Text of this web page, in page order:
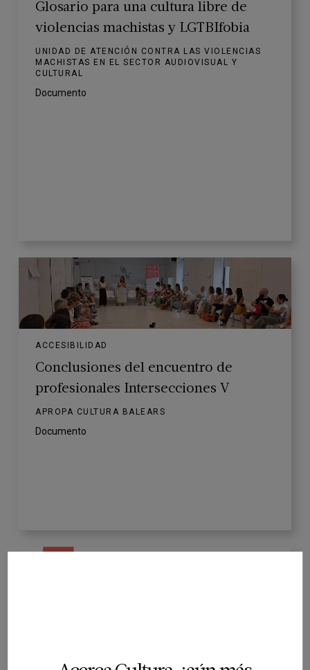
Glosario para una cultura libre de
violencias machistas y LGTBIfobia
UNIDAD DE ATENCIÓN CONTRA LAS VIOLENCIAS
MACHISTAS EN EL SECTOR AUDIOVISUAL Y
CULTURAL
Documento
ACCESIBILIDAD
Conclusiones del encuentro de
profesionales Intersecciones V
APROPA CULTURA BALEARS
Documento